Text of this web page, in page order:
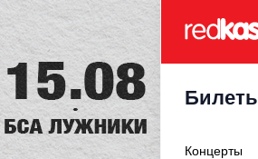
Концерты